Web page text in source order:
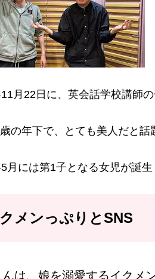
月22日に、英会話学校講師
の年下で、とても美人だと話
月には第1子となる女児が誕
メンっぷりとSNS
は、娘を溺愛するイクメ